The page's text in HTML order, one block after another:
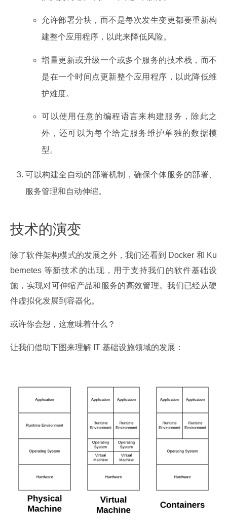
允许部署分块，而不是每次发生变更都要重新构
建整个应用程序，以此来降低风险。
增量更新或升级一个或多个服务的技术栈，而不
是在一个时间点更新整个应用程序，以此降低维
护难度。
可以使用任意的编程语言来构建服务，除此之
外，还可以为每个给定服务维护单独的数据模
型。
可以构建全自动的部署机制，确保个体服务的部署、
服务管理和自动伸缩。
技术的演变
除了软件架构模式的发展之外，我们还看到 Docker 和 Ku
bernetes 等新技术的出现，用于支持我们的软件基础设
施，实现对可伸缩产品和服务的高效管理。我们已经从硬
件虚拟化发展到容器化。
或许你会想，这意味着什么？
让我们借助下图来理解 IT 基础设施领域的发展：